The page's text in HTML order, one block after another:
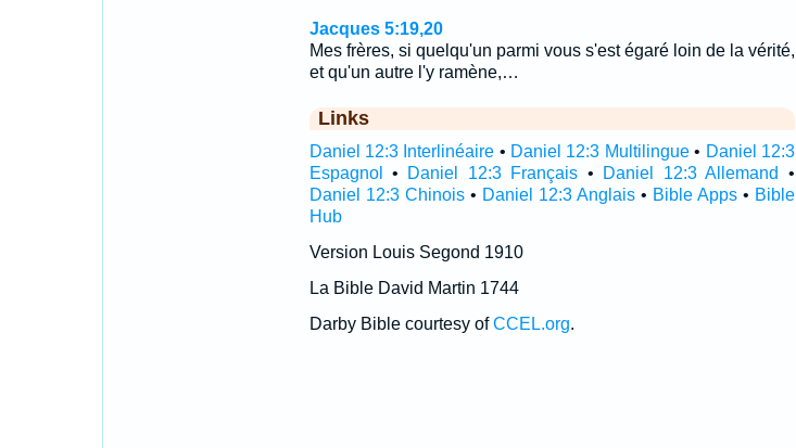
Jacques 5:19,20
Mes frères, si quelqu'un parmi vous s'est égaré loin de la vérité,
et qu'un autre l'y ramène,…
Links
Daniel 12:3 Interlinéaire • Daniel 12:3 Multilingue• Daniel 12:3
Espagnol
• Daniel 12:3 Français • Daniel 12:3 Allemand
•
Daniel 12:3 Chinois• Daniel 12:3 Anglais• Bible Apps• Bible
Hub
Version Louis Segond 1910
La Bible David Martin 1744
Darby Bible courtesy ofCCEL.org.